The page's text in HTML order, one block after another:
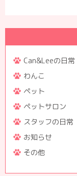
Can&Leeの日常
わんこ
ペット
ペットサロン
スタッフの日常
お知らせ
その他